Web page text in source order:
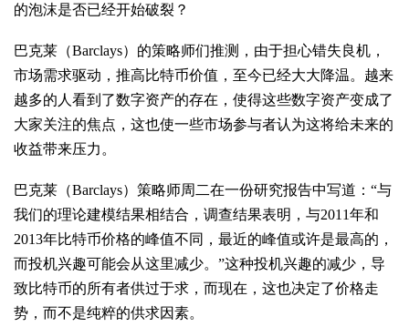
的泡沫是否已经开始破裂？
巴克莱（Barclays）的策略师们推测，由于担心错失良机，
市场需求驱动，推高比特币价值，至今已经大大降温。越来
越多的人看到了数字资产的存在，使得这些数字资产变成了
大家关注的焦点，这也使一些市场参与者认为这将给未来的
收益带来压力。
巴克莱（Barclays）策略师周二在一份研究报告中写道：“与
我们的理论建模结果相结合，调查结果表明，与2011年和
2013年比特币价格的峰值不同，最近的峰值或许是最高的，
而投机兴趣可能会从这里减少。”这种投机兴趣的减少，导
致比特币的所有者供过于求，而现在，这也决定了价格走
势，而不是纯粹的供求因素。